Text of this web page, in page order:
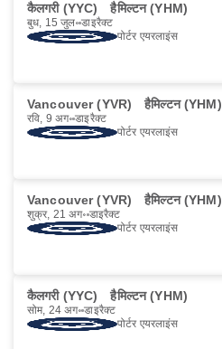
कैलगरी (YYC) हैमिल्टन (YHM)
बुध, 15 जुल॰ डाइरैक्ट
पोर्टर एयरलाइंस
Vancouver (YVR) हैमिल्टन (YHM)
रवि, 9 अग॰ डाइरैक्ट
पोर्टर एयरलाइंस
Vancouver (YVR) हैमिल्टन (YHM)
शुक्र, 21 अग॰ डाइरैक्ट
पोर्टर एयरलाइंस
कैलगरी (YYC) हैमिल्टन (YHM)
सोम, 24 अग॰ डाइरैक्ट
पोर्टर एयरलाइंस